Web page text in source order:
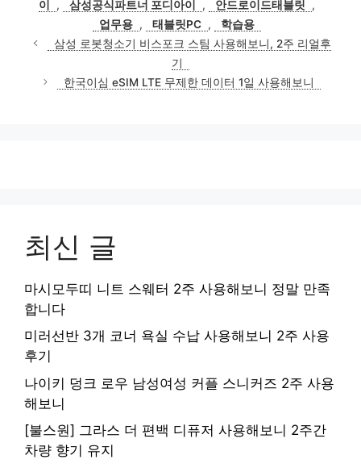
리
이
, 삼성공식파트너 포디아이 , 안드로이드태블릿
,
업무용 , 태블릿PC ,
학습용
삼성 로봇청소기 비스포크 스팀 사용해보니, 2주 리얼후
기
한국이심 eSIM LTE 무제한 데이터 1일 사용해보니
최신 글
마시모두띠 니트 스웨터 2주 사용해보니 정말 만족
합니다
미러선반 3개 코너 욕실 수납 사용해보니 2주 사용
후기
나이키 덩크 로우 남성여성 커플 스니커즈 2주 사용
해보니
[불스원] 그라스 더 편백 디퓨저 사용해보니 2주간
차량 향기 유지